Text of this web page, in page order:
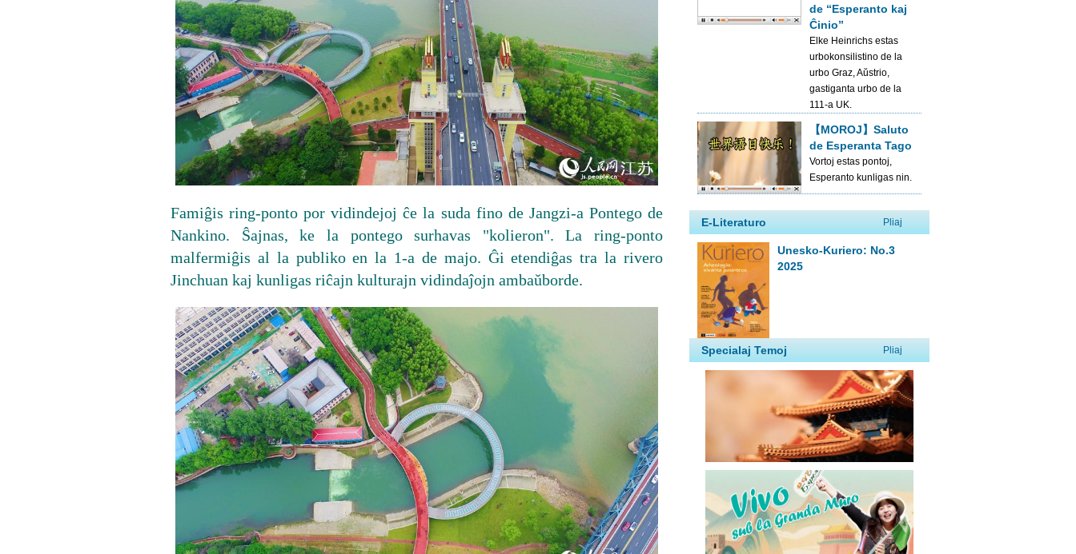
Famiĝis ring-ponto por vidindejoj ĉe la suda fino de Jangzi-a Pontego de
Nankino. Ŝajnas, ke la pontego surhavas "kolieron". La ring-ponto
malfermiĝis al la publiko en la 1-a de majo. Ĝi etendiĝas tra la rivero
Jinchuan kaj kunligas riĉajn kulturajn vidindaĵojn ambaŭborde.